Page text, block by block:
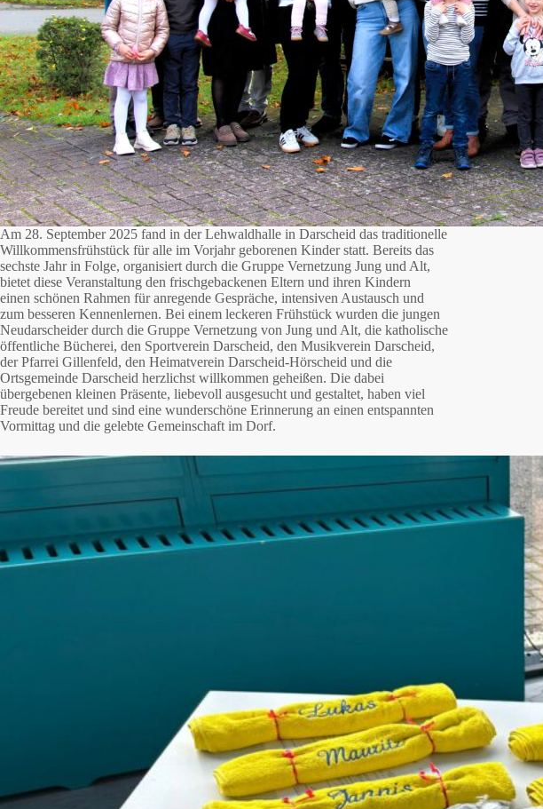
Am 28. September 2025 fand in der Lehwaldhalle in Darscheid das traditionelle
Willkommensfrühstück für alle im Vorjahr geborenen Kinder statt. Bereits das
sechste Jahr in Folge, organisiert durch die Gruppe Vernetzung Jung und Alt,
bietet diese Veranstaltung den frischgebackenen Eltern und ihren Kindern
einen schönen Rahmen für anregende Gespräche, intensiven Austausch und
zum besseren Kennenlernen. Bei einem leckeren Frühstück wurden die jungen
Neudarscheider durch die Gruppe Vernetzung von Jung und Alt, die katholische
öffentliche Bücherei, den Sportverein Darscheid, den Musikverein Darscheid,
der Pfarrei Gillenfeld, den Heimatverein Darscheid-Hörscheid und die
Ortsgemeinde Darscheid herzlichst willkommen geheißen. Die dabei
übergebenen kleinen Präsente, liebevoll ausgesucht und gestaltet, haben viel
Freude bereitet und sind eine wunderschöne Erinnerung an einen entspannten
Vormittag und die gelebte Gemeinschaft im Dorf.